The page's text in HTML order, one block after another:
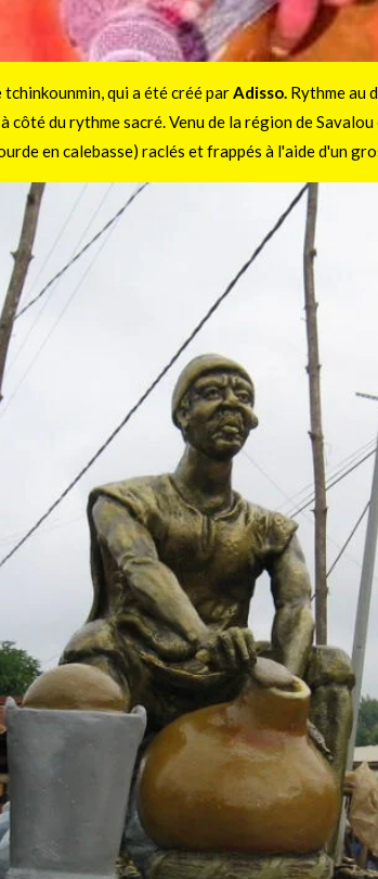
qui a été créé parAdisso. Rythme au
du rythme sacré. Venu de la région de
en calebasse) raclés et frappés à l'aide d'un